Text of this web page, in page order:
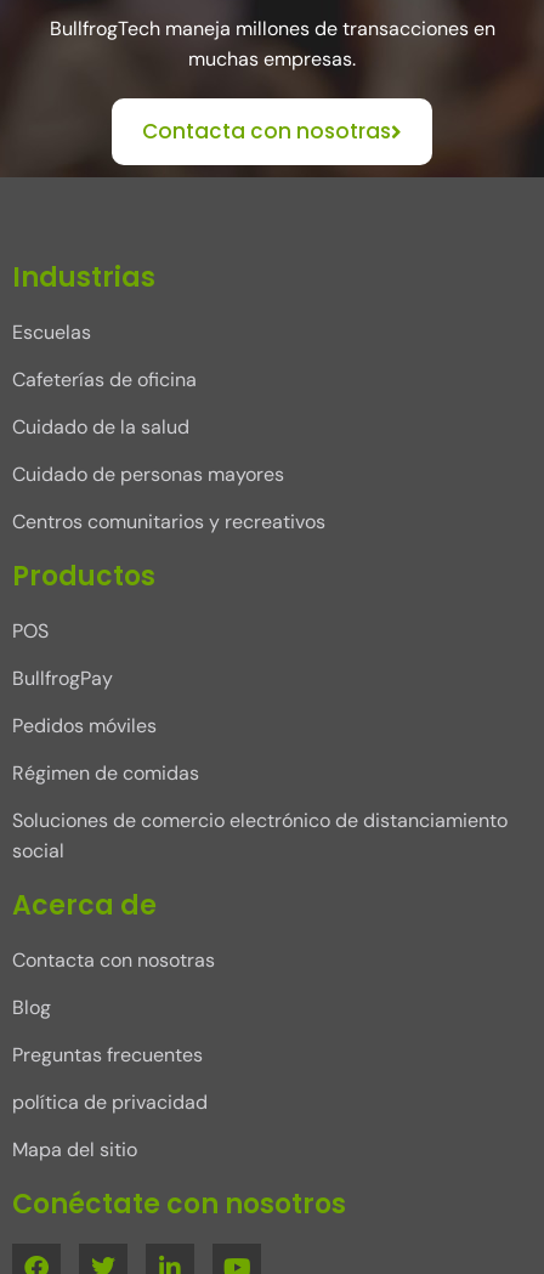
BullfrogTech maneja millones de transacciones en
muchas empresas.
Contacta con nosotras
Industrias
Escuelas
Cafeterías de oficina
Cuidado de la salud
Cuidado de personas mayores
Centros comunitarios y recreativos
Productos
POS
BullfrogPay
Pedidos móviles
Régimen de comidas
Soluciones de comercio electrónico de distanciamiento
social
Acerca de
Contacta con nosotras
Blog
Preguntas frecuentes
política de privacidad
Mapa del sitio
Conéctate con nosotros